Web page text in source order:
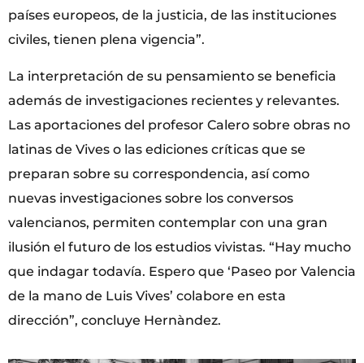
países europeos, de la justicia, de las instituciones
civiles, tienen plena vigencia”.
La interpretación de su pensamiento se beneficia
además de investigaciones recientes y relevantes.
Las aportaciones del profesor Calero sobre obras no
latinas de Vives o las ediciones críticas que se
preparan sobre su correspondencia, así como
nuevas investigaciones sobre los conversos
valencianos, permiten contemplar con una gran
ilusión el futuro de los estudios vivistas. “Hay mucho
que indagar todavía. Espero que ‘Paseo por Valencia
de la mano de Luis Vives’ colabore en esta
dirección”, concluye Hernàndez.